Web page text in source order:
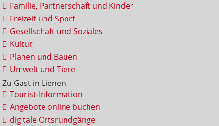
Familie, Partnerschaft und Kinder
Freizeit und Sport
Gesellschaft und Soziales
Kultur
Planen und Bauen
Umwelt und Tiere
Zu Gast in Lienen
Tourist-Information
Angebote online buchen
digitale Ortsrundgänge